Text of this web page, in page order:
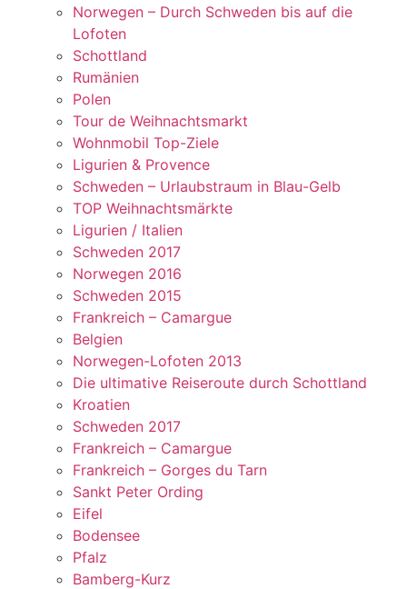
Norwegen – Durch Schweden bis auf die
Lofoten
Schottland
Rumänien
Polen
Tour de Weihnachtsmarkt
Wohnmobil Top-Ziele
Ligurien & Provence
Schweden – Urlaubstraum in Blau-Gelb
TOP Weihnachtsmärkte
Ligurien / Italien
Schweden 2017
Norwegen 2016
Schweden 2015
Frankreich – Camargue
Belgien
Norwegen-Lofoten 2013
Die ultimative Reiseroute durch Schottland
Kroatien
Schweden 2017
Frankreich – Camargue
Frankreich – Gorges du Tarn
Sankt Peter Ording
Eifel
Bodensee
Pfalz
Bamberg-Kurz